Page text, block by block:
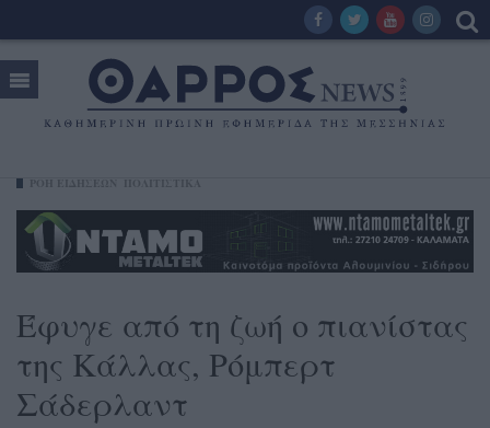
Έφυγε από τη ζωή ο πιανίστας
της Κάλλας, Ρόμπερτ
Σάδερλαντ